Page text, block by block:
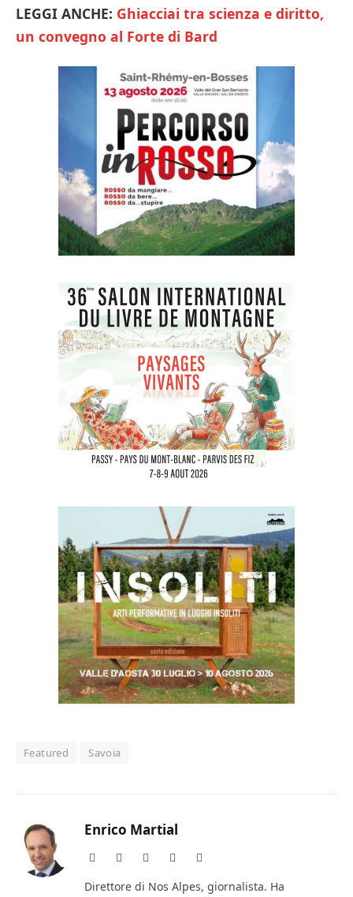
LEGGI ANCHE: Ghiacciai tra scienza e diritto,
un convegno al Forte di Bard
Featured Savoia
Enrico Martial
Website Facebook Instagram
Direttore di Nos Alpes, giornalista. Ha